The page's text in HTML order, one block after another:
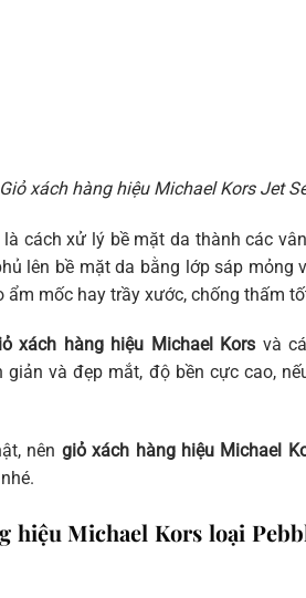
Giỏ xách hàng hiệu Michael Kors Jet
là cách xử lý bề mặt da thành các
lên bề mặt da bằng lớp sáp
ẩm mốc hay trầy xước, chống thấm
xách hàng hiệu Michael Kors và
giản và đẹp mắt, độ bền cực cao,
nên giỏ xách hàng hiệu Michael
hiệu Michael Kors loại